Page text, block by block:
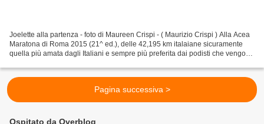
Joelette alla partenza - foto di Maureen Crispi - ( Maurizio Crispi ) Alla Acea
Maratona di Roma 2015 (21^ ed.), delle 42,195 km italaiane sicuramente
quella più amata dagli Italiani e sempre più preferita dai podisti che vengono
Pagina successiva >
Ospitato da Overblog